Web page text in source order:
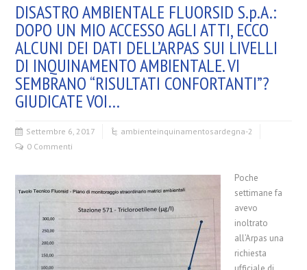
DISASTRO AMBIENTALE FLUORSID S.p.A.:
DOPO UN MIO ACCESSO AGLI ATTI, ECCO
ALCUNI DEI DATI DELL’ARPAS SUI LIVELLI
DI INQUINAMENTO AMBIENTALE. VI
SEMBRANO “RISULTATI CONFORTANTI”?
GIUDICATE VOI…
Settembre 6, 2017 ambienteinquinamentosardegna-2
0 Commenti
Poche
settimane fa
avevo
inoltrato
all’Arpas una
richiesta